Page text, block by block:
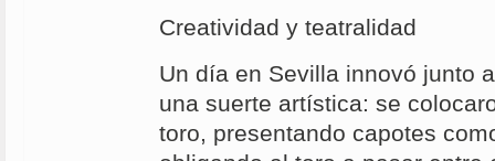
Creatividad y teatralidad
Un día en Sevilla innovó junto
una suerte artística: se
toro, presentando capotes